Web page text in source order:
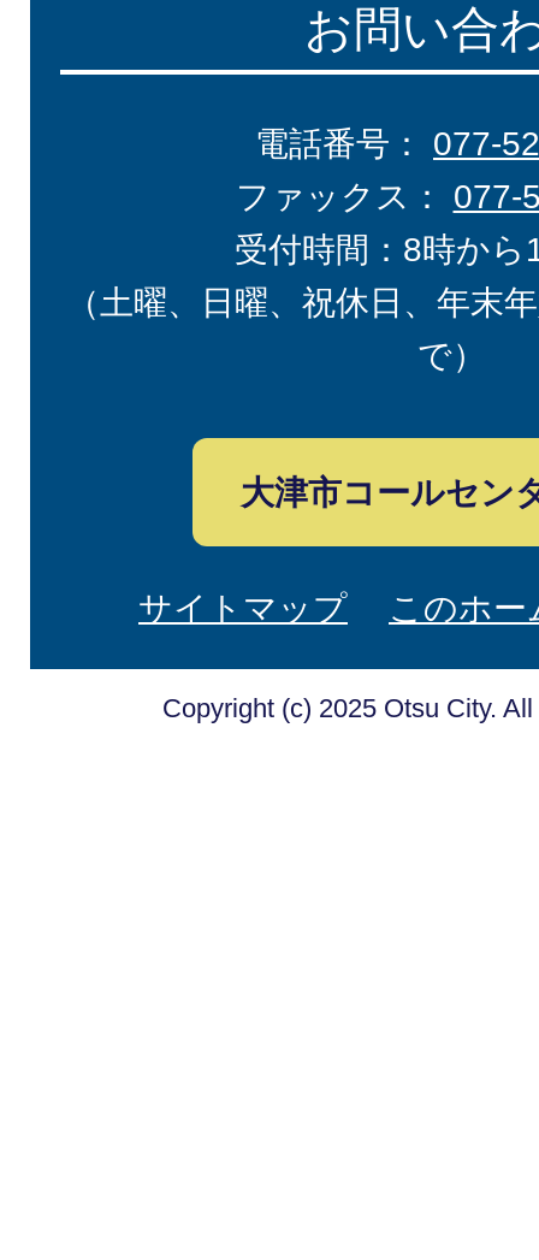
お問い合
電話番号： 077-
ファックス： 077-
受付時間：8時から
（土曜、日曜、祝休日、年末
で）
大津市コールセン
サイトマップ このホ
Copyright (c) 2025 Otsu City.